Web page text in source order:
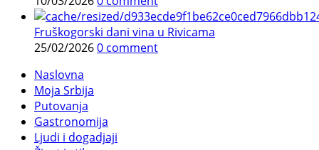
Fruškogorski dani vina u Rivicama
25/02/20260 comment
Naslovna
Moja Srbija
Putovanja
Gastronomija
Ljudi i dogadjaji